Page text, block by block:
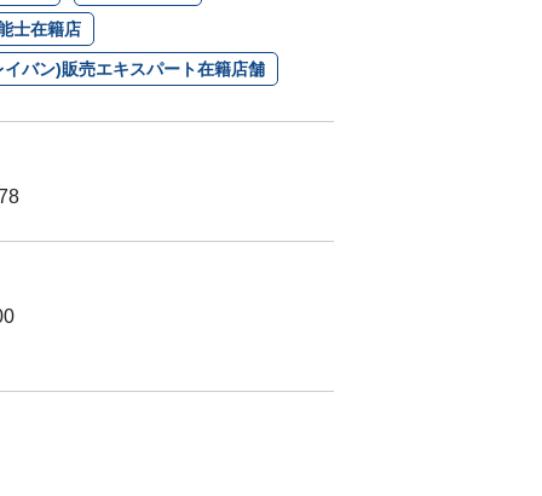
士在籍店
バン)販売エキスパート在籍店舗